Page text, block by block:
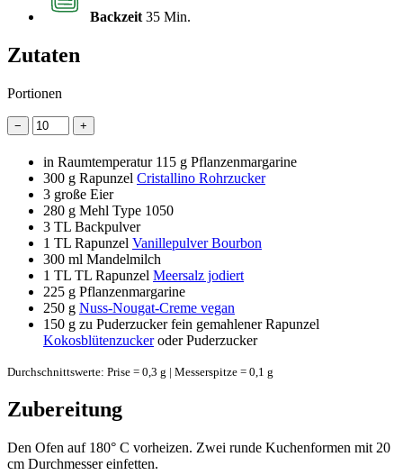
Backzeit 35 Min.
Zutaten
Portionen
− +
in Raumtemperatur 115 g Pflanzenmargarine
300 g Rapunzel Cristallino Rohrzucker
3 große Eier
280 g Mehl Type 1050
3 TL Backpulver
1 TL Rapunzel Vanillepulver Bourbon
300 ml Mandelmilch
1 TL TL Rapunzel Meersalz jodiert
225 g Pflanzenmargarine
250 g Nuss-Nougat-Creme vegan
150 g zu Puderzucker fein gemahlener Rapunzel
Kokosblütenzuckeroder Puderzucker
Durchschnittswerte: Prise = 0,3 g | Messerspitze = 0,1 g
Zubereitung
Den Ofen auf 180° C vorheizen. Zwei runde Kuchenformen mit 20
cm Durchmesser einfetten.